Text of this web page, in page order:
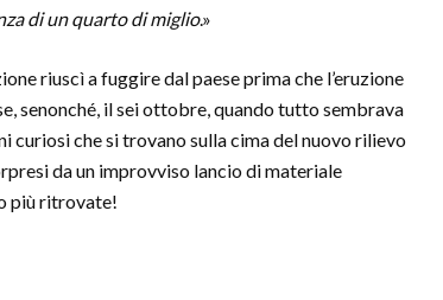
di un quarto di miglio.»
riuscì a fuggire dal paese prima che l’eruzione
senonché, il sei ottobre, quando tutto sembrava
curiosi che si trovano sulla cima del nuovo rilievo
da un improvviso lancio di materiale
più ritrovate!